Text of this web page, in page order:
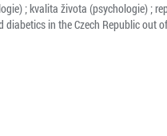
; kvalita života (psychologie)
in the Czech Republic